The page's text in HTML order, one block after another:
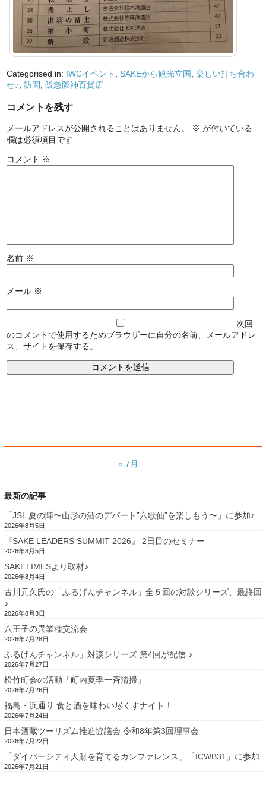
Categorised in: IWCイベント SAKEから観光立国 ,楽しい打ち合わ
せ♪ ,訪問 阪急阪神百貨店
コメントを残す
メールアドレスが公開されることはありません。 ※ が付いている
欄は必須項目です
コメント ※
名前 ※
メール ※
次回
のコメントで使用するためブラウザーに自分の名前、メールアドレ
ス、サイトを保存する。
« 7月
最新の記事
「JSL 夏の陣〜山形の酒のデパート”六歌仙”を楽しもう〜」に参加♪
2026年8月5日
『SAKE LEADERS SUMMIT 2026』 2日目のセミナー
2026年8月5日
SAKETIMESより取材♪
2026年8月4日
古川元久氏の「ふるげんチャンネル」全５回の対談シリーズ、最終回
♪
2026年8月3日
八王子の異業種交流会
2026年7月28日
ふるげんチャンネル」対談シリーズ 第4回が配信 ♪
2026年7月27日
松竹町会の活動「町内夏季一斉清掃」
2026年7月26日
福島・浜通り 食と酒を味わい尽くすナイト！
2026年7月24日
日本酒蔵ツーリズム推進協議会 令和8年第3回理事会
2026年7月22日
「ダイバーシティ人財を育てるカンファレンス」「ICWB31」に参加
2026年7月21日